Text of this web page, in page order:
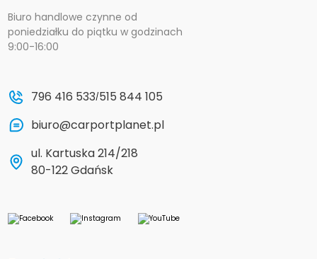
Biuro handlowe czynne od
poniedziałku do piątku w godzinach
9:00-16:00
796 416 533/515 844 105
biuro@carportplanet.pl
ul. Kartuska 214/218
80-122 Gdańsk